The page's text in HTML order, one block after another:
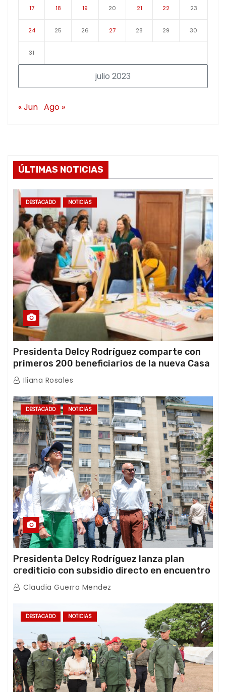
julio 2023
17 18 19 20 21 22 23
24 25 26 27 28 29 30
31
« Jun Ago »
ÚLTIMAS NOTICIAS
DESTACADO NOTICIAS
Presidenta Delcy Rodríguez comparte con
primeros 200 beneficiarios de la nueva Casa
de los Abuelos “La Primavera” en Caracas
Iliana Rosales
DESTACADO NOTICIAS
Presidenta Delcy Rodríguez lanza plan
crediticio con subsidio directo en encuentro
con Juntas de Condominio
Claudia Guerra Mendez
DESTACADO NOTICIAS